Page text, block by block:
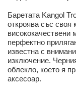
Баретата Kangol
откроява със своя
висококачествени
перфектно
известна с
изключение.
облекло, което я
аксесоар.